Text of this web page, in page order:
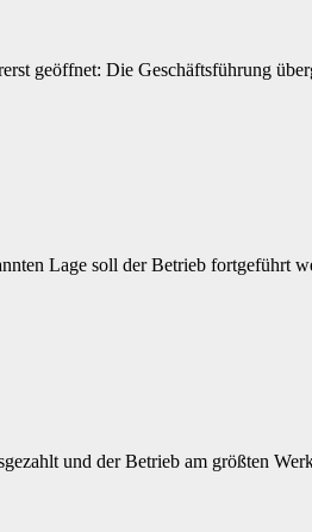
geöffnet: Die Geschäftsführung
Lage soll der Betrieb fortgeführt
und der Betrieb am größten